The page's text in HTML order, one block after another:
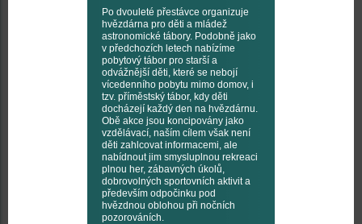
Po dvouleté přestávce organizuje
hvězdárna pro děti a mládež
astronomické tábory. Podobně jako
v předchozích letech nabízíme
pobytový tábor pro starší a
odvážnější děti, které se nebojí
vícedenního pobytu mimo domov, i
tzv. příměstský tábor, kdy děti
docházejí každý den na hvězdárnu.
Obě akce jsou koncipovány jako
vzdělávací, naším cílem však není
děti zahlcovat informacemi, ale
nabídnout jim smysluplnou rekreaci
plnou her, zábavných úkolů,
dobrovolných sportovních aktivit a
především odpočinku pod
hvězdnou oblohou při nočních
pozorováních.